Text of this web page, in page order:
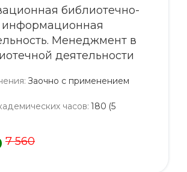
библиотечно-
информационная
Менеджмент в
деятельности
: Заочно с применением
часов: 180 (5
7 560